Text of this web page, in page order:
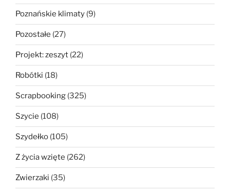
Poznańskie klimaty (9)
Pozostałe (27)
Projekt: zeszyt (22)
Robótki (18)
Scrapbooking (325)
Szycie (108)
Szydełko (105)
Z życia wzięte (262)
Zwierzaki (35)